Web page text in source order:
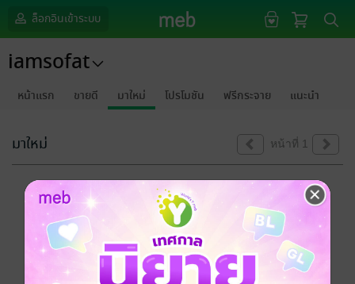
ล็อกอินเข้าระบบ
iamsofat
หน้าแรก ขายดี มาใหม่ โปรโมชัน ฟรีกระจาย แนะนำ
มาใหม่ หน้าที่ 1
ขออภัยด้วยนะคะ
ไม่พบข้อมูลในหัวข้อที่คุณกำลังชมค่ะ